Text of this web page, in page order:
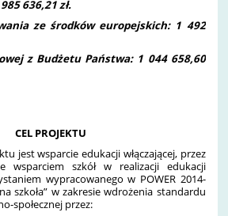
636,21 zł.
ze środków europejskich: 1 492
z Budżetu Państwa: 1 044 658,60
CEL PROJEKTU
jest wsparcie edukacji włączającej, przez
wsparciem szkół w realizacji edukacji
wypracowanego w POWER 2014-
szkoła” w zakresie wdrożenia standardu
społecznej przez: